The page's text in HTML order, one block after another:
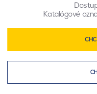
Katalógové